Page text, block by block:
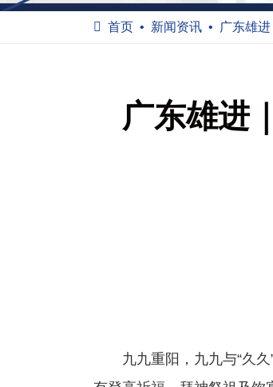
首页 新闻资讯 广东雄
广东雄进
九九重阳，九九与“久久”